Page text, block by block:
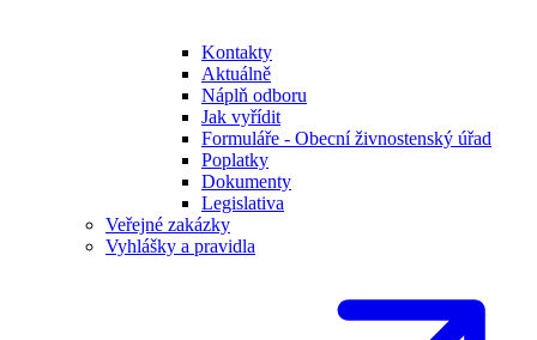
Kontakty
Aktuálně
Náplň odboru
Jak vyřídit
Formuláře - Obecní živnostenský úřad
Poplatky
Dokumenty
Legislativa
Veřejné zakázky
Vyhlášky a pravidla